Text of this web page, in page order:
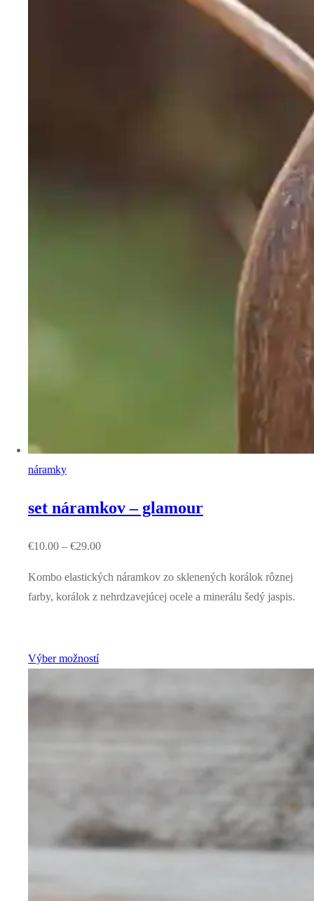
náramky
set náramkov – glamour
€10.00 – €29.00
Kombo elastických náramkov zo sklenených korálok rôznej
farby, korálok z nehrdzavejúcej ocele a minerálu šedý jaspis.
Výber možností